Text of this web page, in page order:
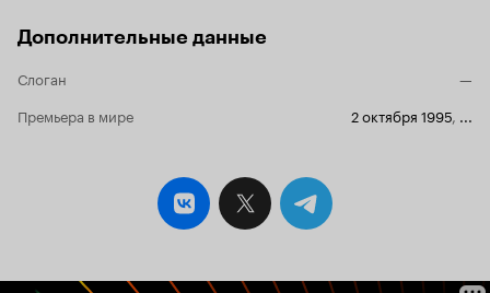
вышеуказанным причинам меня очень
заинтересовал сериал «Узы любви»,
рассказывающий историю судеб тройняшек
Паулы. Три внешние копии друг друга с
милосердней всех сестер можно назвать
Марию Фернанду. В результате аварии она
потеряла зрение, но не потеряла своей
жалость, а восхищение. Мария Фернанда –
Дополнительные данные
Слоган
—
Премьера в мире
2 октября 1995